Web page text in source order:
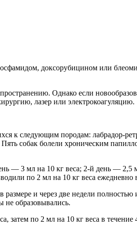
доксорубицином или
Однако если
лазер или электрокоагуляцию.
к следующим породам: лабрадор-
собак болели хроническим
— 3 мл на 10 кг веса; 2-й день — 2,5
по 2 мл на 10 кг веса ежедневно
размере и через две недели полностью
не образовывались.
затем по 2 мл на 10 кг веса в течение